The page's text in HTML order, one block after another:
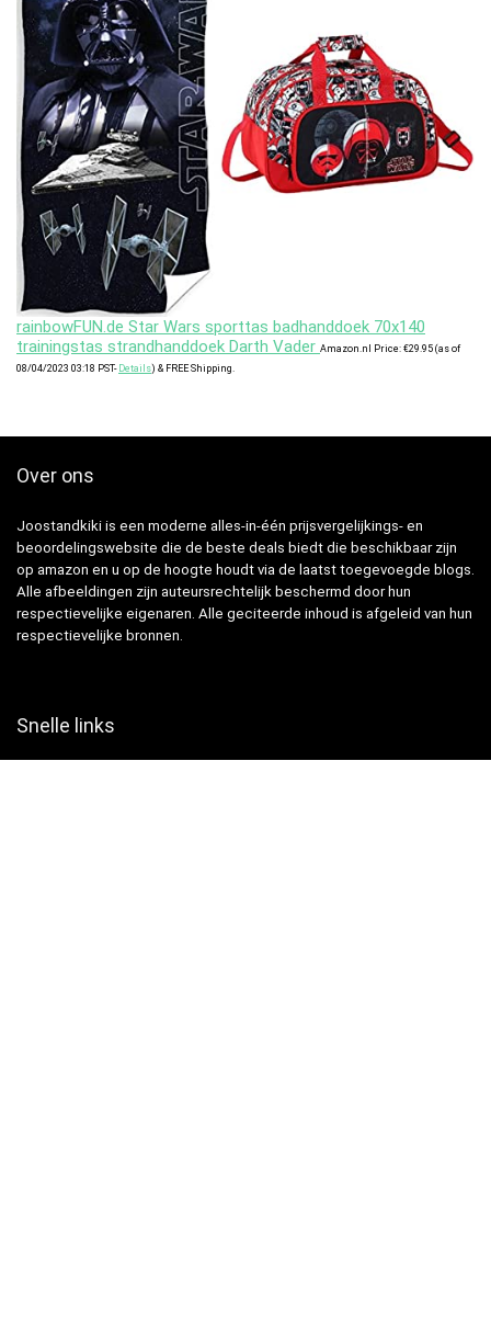
rainbowFUN.de Star Wars sporttas badhanddoek 70x140
trainingstas strandhanddoek Darth Vader Amazon.nl Price: €29.95 (as of
08/04/2023 03:18 PST- Details) & FREE Shipping
Over ons
Joostandkiki is een moderne alles-in-één prijsvergelijkings- en
beoordelingswebsite die de beste deals biedt die beschikbaar zijn
op amazon en u op de hoogte houdt via de laatst toegevoegde blogs.
Alle afbeeldingen zijn auteursrechtelijk beschermd door hun
respectievelijke eigenaren. Alle geciteerde inhoud is afgeleid van hun
respectievelijke bronnen.
Snelle links